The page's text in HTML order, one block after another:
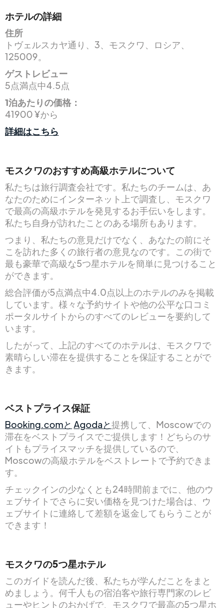
ホテルの詳細
住所
トヴェルスカヤ通り、3、モスクワ、ロシア、
125009。
ゲストレビュー
5点満点中4.5点
1泊あたりの価格：
41900 ¥から
詳細はこちら
モスクワのおすすめ高級ホテルについて
私たちは旅行調査会社です。私たちのチームは、あ
なたのためにインターネット上で調査し、モスクワ
で最高の高級ホテルを発見するお手伝いをします。
私たち自身が訪れたことのある場所もあります。
つまり、私たちの意見だけでなく、あなたの前にそ
こを訪れた多くの旅行者の意見なのです。この街で
最も豪華で高級な5つ星ホテルを簡単に見つけること
ができます。
総合評価が5点満点中4.0点以上のホテルのみを掲載
しています。様々な予約サイトや他の公平な口コミ
ポータルサイトからのすべてのレビューを要約して
います。
したがって、上記のすべてのホテルは、モスクワで
素晴らしい滞在を提供することを保証することがで
きます。
ベストプライス保証
Booking.comと Agodaと提携して、Moscowでの
滞在をベストプライスでご提供します！どちらのサ
イトもプライスマッチを提供しているので、
Moscowの高級ホテルをベストレートで予約できま
す。
チェックインの少なくとも24時間前までに、他のウ
ェブサイトでさらに安い価格を見つけた場合は、ウ
ェブサイトに連絡して差額を返金してもらうことが
できます！
モスクワの5つ星ホテル
このガイドを読んだ後、私たちが学んだことをまと
めましょう。何千人もの宿泊客や旅行専門家のレビ
ューやヒントのおかげで、モスクワで最高の5つ星ホ